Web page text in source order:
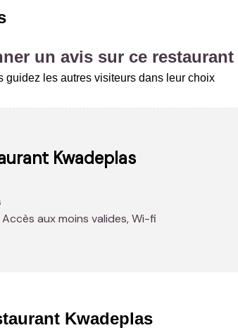
un avis sur ce restaurant
guidez les autres visiteurs dans leur choix
Kwadeplas
Accès aux moins valides, Wi-fi
Kwadeplas